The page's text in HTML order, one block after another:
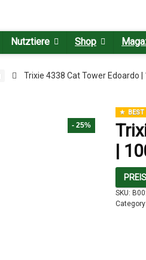
Nutztiere Shop
Trixie 4338 Cat Tower Edoardo |
- 25%
BEST
|
SKU:
Category: